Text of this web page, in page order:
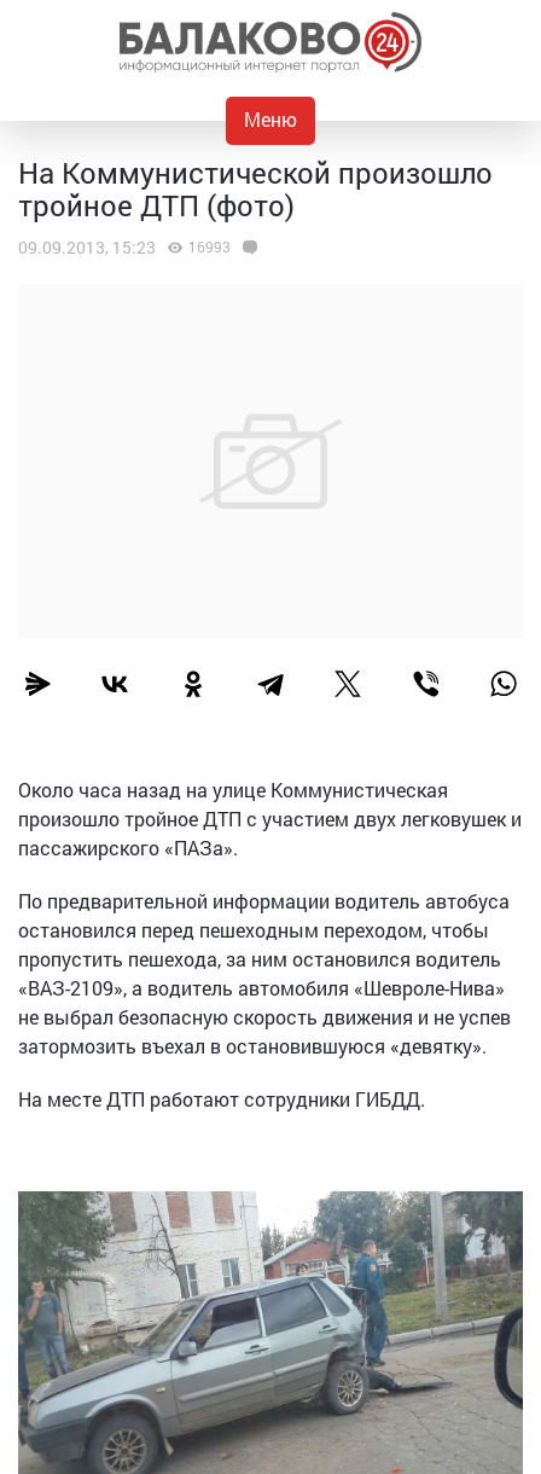
Меню
На Коммунистической произошло
тройное ДТП (фото)
09.09.2013, 15:23 16993
Около часа назад на улице Коммунистическая
произошло тройное ДТП с участием двух легковушек и
пассажирского «ПАЗа».
По предварительной информации водитель автобуса
остановился перед пешеходным переходом, чтобы
пропустить пешехода, за ним остановился водитель
«ВАЗ-2109», а водитель автомобиля «Шевроле-Нива»
не выбрал безопасную скорость движения и не успев
затормозить въехал в остановившуюся «девятку».
На месте ДТП работают сотрудники ГИБДД.